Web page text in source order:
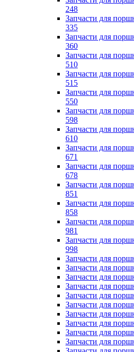
248
Запчасти для
335
Запчасти для
360
Запчасти для
510
Запчасти для
515
Запчасти для
550
Запчасти для
598
Запчасти для
610
Запчасти для
671
Запчасти для
678
Запчасти для
851
Запчасти для
858
Запчасти для
981
Запчасти для
998
Запчасти для
Запчасти для
Запчасти для
Запчасти для
Запчасти для
Запчасти для
Запчасти для
Запчасти для
Запчасти для
Запчасти для